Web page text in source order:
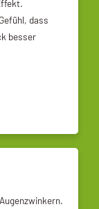
dass
besser